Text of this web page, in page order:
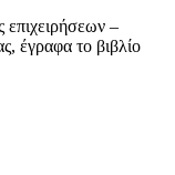
–
έγραφα το βιβλίο